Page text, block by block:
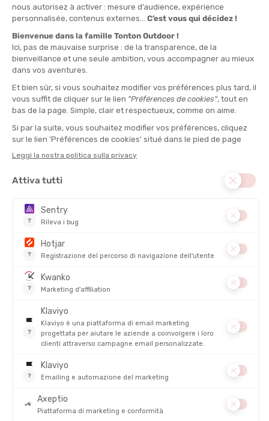
selezionato per Lei le funzionalità imprescindibili per aiutarLa a
scegliere lo zaino più adatto a Lei, e solo a Lei.
Il sistema di idratazione: sacca o borracce?
Primo criterio chiave, ilsistema di idratazione. Due soluzioni
principali :
Le borracce morbide
di alternareacqua ebevande energetiche.
La sacca d'acqua(1 a 3 litri) : perfetta per itrail lunghisenza
rifornimenti. Posizionata nella parte posteriore dello zaino, si
collega a unapipettaper bere correndo.
Da ricordare: verifichi che il Suo zaino siacompatibile con il
sistema scelto e che gli ancoraggi evitino il
L'ergonomia e la regolazione del gilet d'idratazione
deve
sfregamentie garantire una buona distribuzione del peso.
Scegli unozaino regolabile
Privilegi modelli con
ventilatoecintura addominale
Per le donne, preferisca zainispecifici per donne, meglio
sagomati per evitare oscillazioni.
Consiglio dei Tontons
: Provi lo zaino caricato prima di partire
per la corsa, soprattutto in
è più elevato.
Accessori: uno zaino pratico e funzionale
Molte tasche: riponga chiavi, telefono, rifornimenti in
scomparti accessibili.
integrato: tanti accessori che possono fare la differenza.
Attenzione,troppe taschemal organizzate possono
evitare che lo zaino
, soprattutto quando è parzialmente